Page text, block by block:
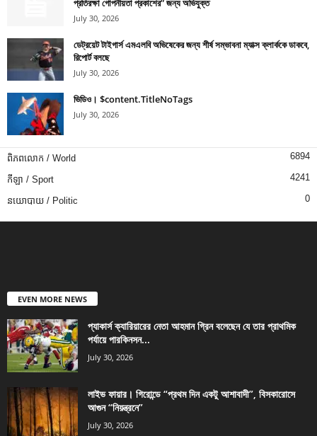
প্রতিরক্ষা গোপনীয়তা প্রকাশের” জন্য অভিযুক্ত
July 30, 2026
ডেট্রয়েট টাইগার্স এমএলবি অভিষেকের জন্য শীর্ষ সম্ভাবনা ম্যাক্স ক্লার্ককে ডাকবে,
রিপোর্ট বলছে
July 30, 2026
ভিডিও। $content.TitleNoTags
July 30, 2026
ពិភពលោក / World 6894
កីឡា / Sport 4241
នយោបាយ / Politic 0
EVEN MORE NEWS
প্যাকার্স ক্যারিয়ারের নেতা আহমান গ্রিন বলেছেন যে তার প্রাথমিক
পর্যায়ে পারকিনসন...
July 30, 2026
লাইভ ফায়ার। গিরোন্ডে “প্রথম দিন একটু আশাবাদী”, বিসকারোসে
আগুন “নিয়ন্ত্রনে”
July 30, 2026